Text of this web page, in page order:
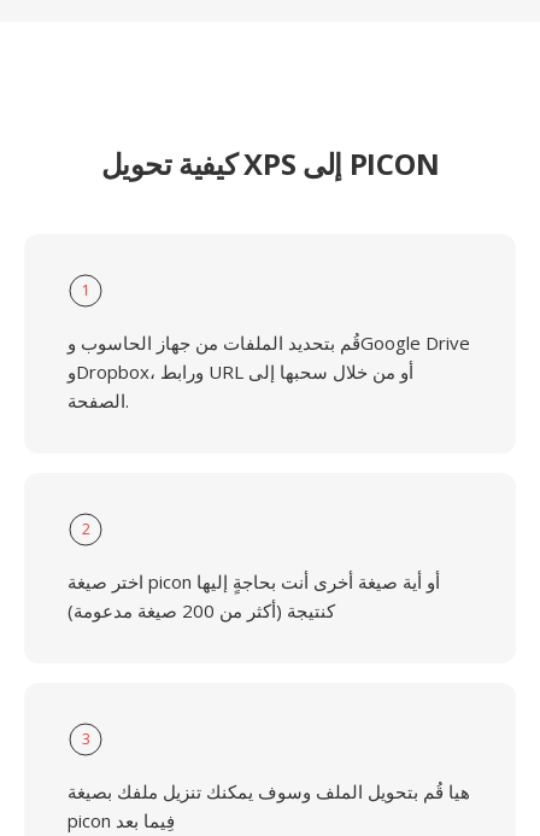
كيفية تحويل XPS إلى PICON
1
قُم بتحديد الملفات من جهاز الحاسوب وGoogle Drive
وDropbox، ورابط URL أو من خلال سحبها إلى
الصفحة.
2
اختر صيغة picon أو أية صيغة أخرى أنت بحاجةٍ إليها
كنتيجة (أكثر من 200 صيغة مدعومة)
3
هيا قُم بتحويل الملف وسوف يمكنك تنزيل ملفك بصيغة
picon فِيما بعد